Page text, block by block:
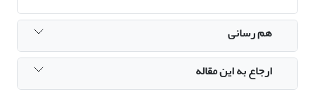
هم رسانی
ارجاع به این مقاله